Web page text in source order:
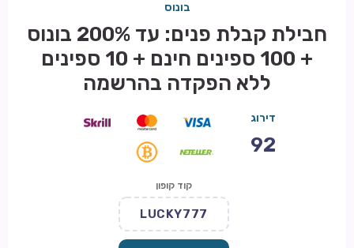
בונוס
חבילת קבלת פנים: עד 200% בונוס
+ 100 ספינים חינם + 10 ספינים
ללא הפקדה בהרשמה
דירוג
92
קוד קופון
LUCKY777